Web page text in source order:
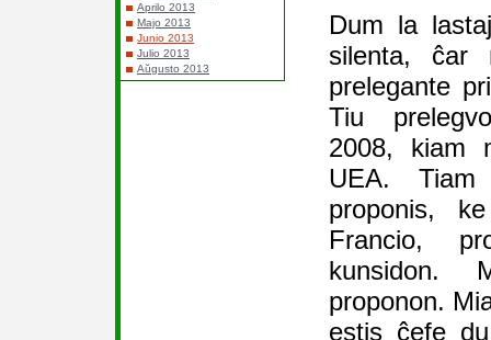
Aprilo 2013
Majo 2013
Junio 2013
Julio 2013
Aŭgusto 2013
Dum la
silenta, ĉar
prelegante
Tiu
2008, kiam
UEA. Tiam
proponis,
Francio,
proponon.
estis ĉefe